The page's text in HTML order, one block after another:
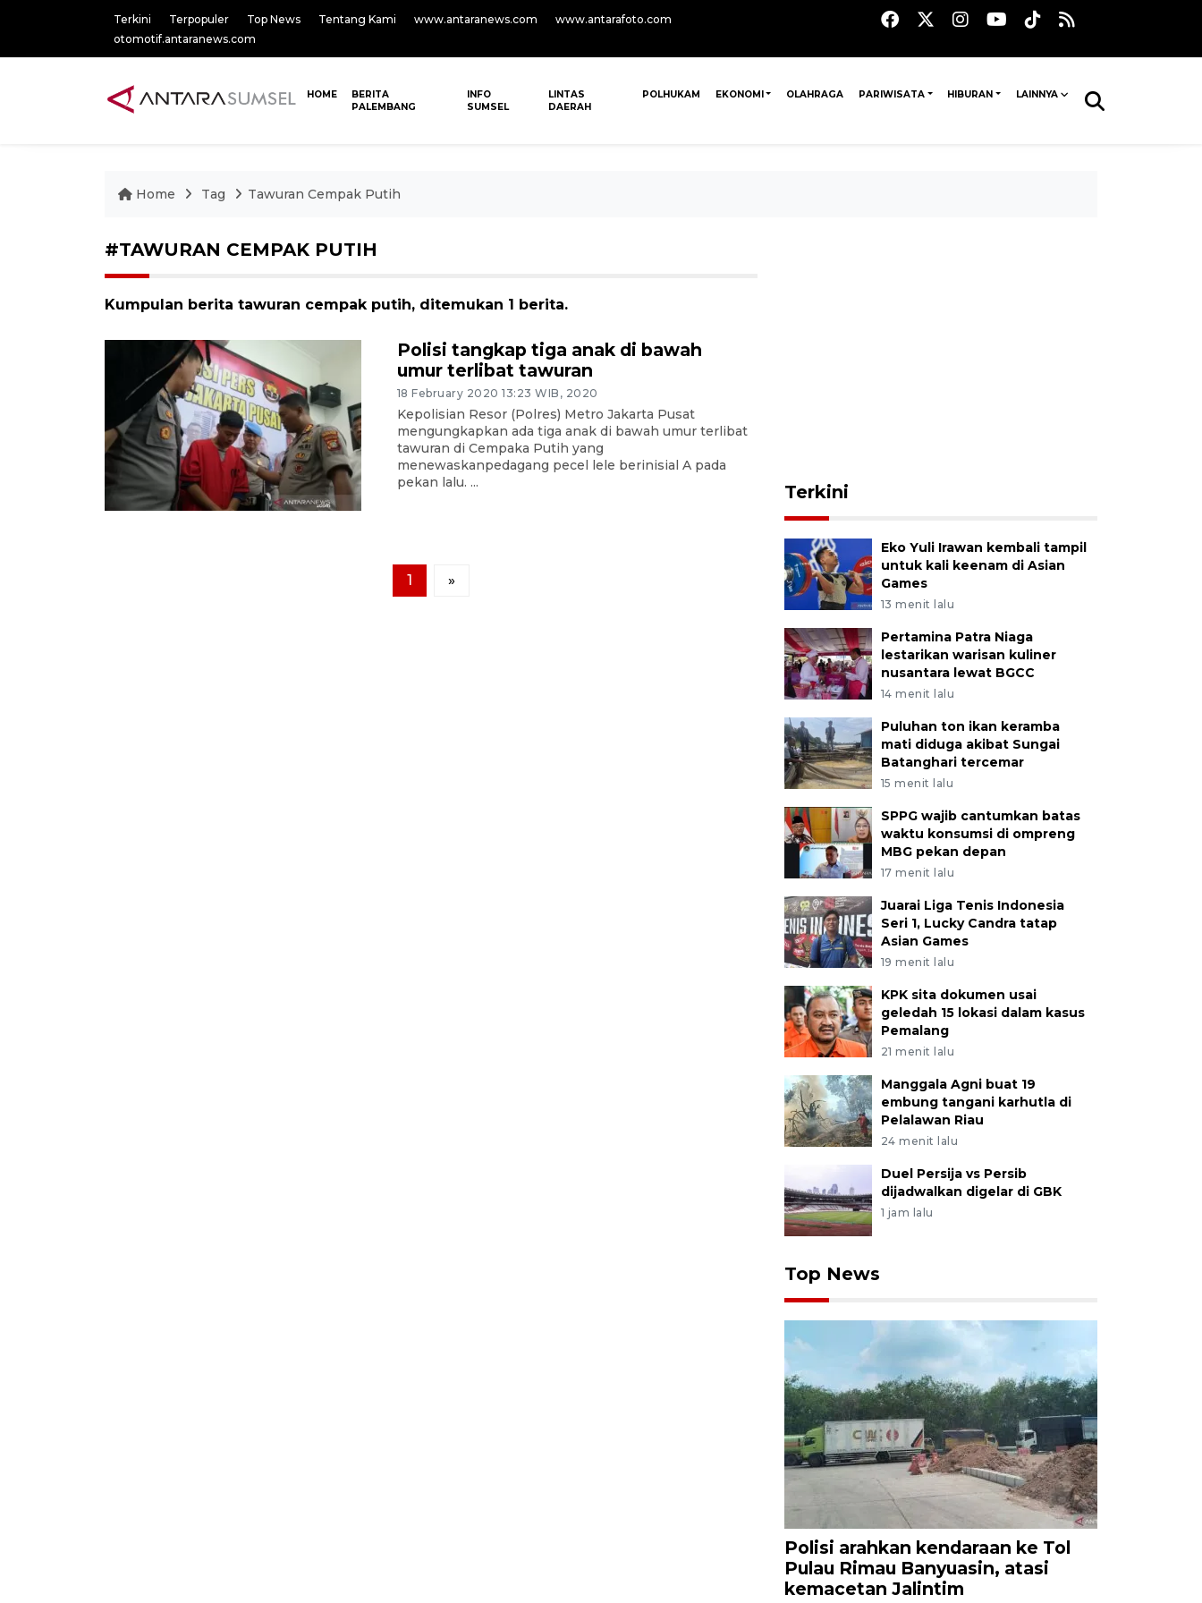
Terkini Terpopuler Top News Tentang Kami www.antaranews.com
www.antarafoto.com
otomotif.antaranews.com
HOME
BERITA
PALEMBANG
INFO
SUMSEL
LINTAS
DAERAH
POLHUKAM EKONOMI OLAHRAGA PARIWISATA HIBURAN LAINNYA
Home Tag Tawuran Cempak Putih
#TAWURAN CEMPAK PUTIH
Kumpulan berita tawuran cempak putih, ditemukan 1 berita.
Polisi tangkap tiga anak di bawah
umur terlibat tawuran
18 February 2020 13:23 WIB, 2020
Kepolisian Resor (Polres) Metro Jakarta Pusat
mengungkapkan ada tiga anak di bawah umur terlibat
tawuran di Cempaka Putih yang
menewaskanpedagang pecel lele berinisial A pada
pekan lalu. ...
1 »
Terkini
Eko Yuli Irawan kembali tampil
untuk kali keenam di Asian
Games
13 menit lalu
Pertamina Patra Niaga
lestarikan warisan kuliner
nusantara lewat BGCC
14 menit lalu
Puluhan ton ikan keramba
mati diduga akibat Sungai
Batanghari tercemar
15 menit lalu
SPPG wajib cantumkan batas
waktu konsumsi di ompreng
MBG pekan depan
17 menit lalu
Juarai Liga Tenis Indonesia
Seri 1, Lucky Candra tatap
Asian Games
19 menit lalu
KPK sita dokumen usai
geledah 15 lokasi dalam kasus
Pemalang
21 menit lalu
Manggala Agni buat 19
embung tangani karhutla di
Pelalawan Riau
24 menit lalu
Duel Persija vs Persib
dijadwalkan digelar di GBK
1 jam lalu
Top News
Polisi arahkan kendaraan ke Tol
Pulau Rimau Banyuasin, atasi
kemacetan Jalintim